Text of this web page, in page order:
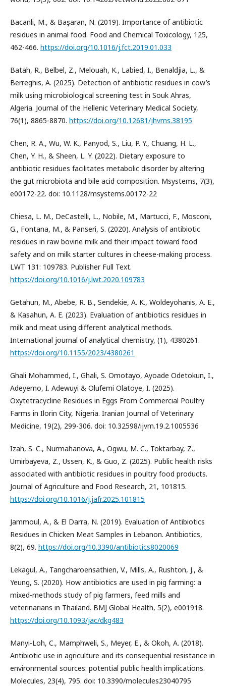
Bacanli, M., & Başaran, N. (2019). Importance of antibiotic
residues in animal food. Food and Chemical Toxicology, 125,
462-466. https://doi.org/10.1016/j.fct.2019.01.033
Batah, R., Belbel, Z., Melouah, K., Labied, I., Benaldjia, L., &
Berreghis, A. (2025). Detection of antibiotic residues in cow’s
milk using microbiological screening test in Souk Ahras,
Algeria. Journal of the Hellenic Veterinary Medical Society,
76(1), 8865-8870. https://doi.org/10.12681/jhvms.38195
Chen, R. A., Wu, W. K., Panyod, S., Liu, P. Y., Chuang, H. L.,
Chen, Y. H., & Sheen, L. Y. (2022). Dietary exposure to
antibiotic residues facilitates metabolic disorder by altering
the gut microbiota and bile acid composition. Msystems, 7(3),
e00172-22. doi: 10.1128/msystems.00172-22
Chiesa, L. M., DeCastelli, L., Nobile, M., Martucci, F., Mosconi,
G., Fontana, M., & Panseri, S. (2020). Analysis of antibiotic
residues in raw bovine milk and their impact toward food
safety and on milk starter cultures in cheese-making process.
LWT 131: 109783. Publisher Full Text.
https://doi.org/10.1016/j.lwt.2020.109783
Getahun, M., Abebe, R. B., Sendekie, A. K., Woldeyohanis, A. E.,
& Kasahun, A. E. (2023). Evaluation of antibiotics residues in
milk and meat using different analytical methods.
International journal of analytical chemistry, (1), 4380261.
https://doi.org/10.1155/2023/4380261
Ghali Mohammed, I., Ghali, S. Omotayo, Ayoade Odetokun, I.,
Adeyemo, I. Adewuyi & Olufemi Olatoye, I. (2025).
Oxytetracycline Residues in Eggs From Commercial Poultry
Farms in Ilorin City, Nigeria. Iranian Journal of Veterinary
Medicine, 19(2), 299-306. doi: 10.32598/ijvm.19.2.1005536
Izah, S. C., Nurmahanova, A., Ogwu, M. C., Toktarbay, Z.,
Umirbayeva, Z., Ussen, K., & Guo, Z. (2025). Public health risks
associated with antibiotic residues in poultry food products.
Journal of Agriculture and Food Research, 21, 101815.
https://doi.org/10.1016/j.jafr.2025.101815
Jammoul, A., & El Darra, N. (2019). Evaluation of Antibiotics
Residues in Chicken Meat Samples in Lebanon. Antibiotics,
8(2), 69. https://doi.org/10.3390/antibiotics8020069
Lekagul, A., Tangcharoensathien, V., Mills, A., Rushton, J., &
Yeung, S. (2020). How antibiotics are used in pig farming: a
mixed-methods study of pig farmers, feed mills and
veterinarians in Thailand. BMJ Global Health, 5(2), e001918.
https://doi.org/10.1093/jac/dkg483
Manyi-Loh, C., Mamphweli, S., Meyer, E., & Okoh, A. (2018).
Antibiotic use in agriculture and its consequential resistance in
environmental sources: potential public health implications.
Molecules, 23(4), 795. doi: 10.3390/molecules23040795